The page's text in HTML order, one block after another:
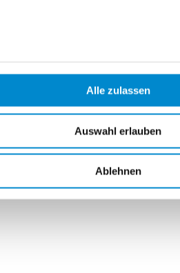
Alle zulassen
Auswahl erlauben
Ablehnen
KAMERA AHK